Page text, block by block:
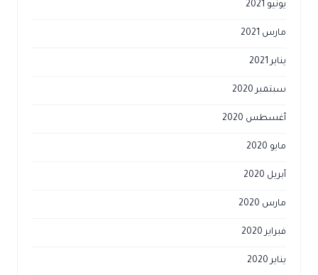
يونيو 2021
مارس 2021
يناير 2021
سبتمبر 2020
أغسطس 2020
مايو 2020
أبريل 2020
مارس 2020
فبراير 2020
يناير 2020